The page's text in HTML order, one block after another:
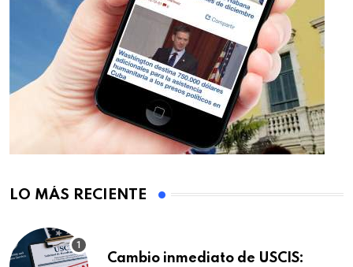
LO MÁS RECIENTE
Cambio inmediato de USCIS: